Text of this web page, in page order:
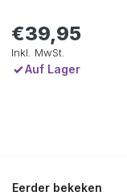
€39,95
Inkl. MwSt.
Auf Lager
Eerder bekeken